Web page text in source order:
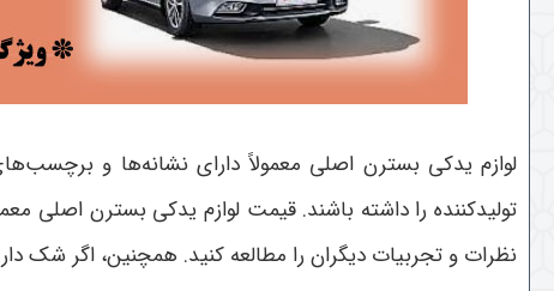
لوازم یدکی بسترن اصلی معمولاً دارای نشانه‌ها و
تولیدکننده را داشته باشند. قیمت لوازم یدکی بسترن اصلی
نظرات و تجربیات دیگران را مطالعه کنید. همچنین، اگر شک